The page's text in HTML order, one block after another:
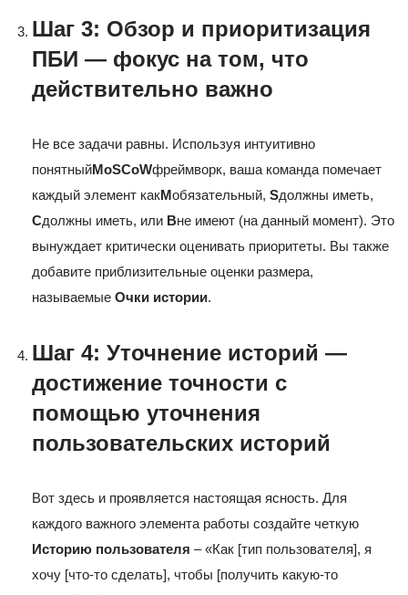
Шаг 3: Обзор и приоритизация
ПБИ — фокус на том, что
действительно важно
Не все задачи равны. Используя интуитивно
понятныйMoSCoWфреймворк, ваша команда помечает
каждый элемент какMобязательный, Sдолжны иметь,
Сдолжны иметь, или Вне имеют (на данный момент). Это
вынуждает критически оценивать приоритеты. Вы также
добавите приблизительные оценки размера,
называемые Очки истории.
Шаг 4: Уточнение историй —
достижение точности с
помощью уточнения
пользовательских историй
Вот здесь и проявляется настоящая ясность. Для
каждого важного элемента работы создайте четкую
Историю пользователя – «Как [тип пользователя], я
хочу [что-то сделать], чтобы [получить какую-то